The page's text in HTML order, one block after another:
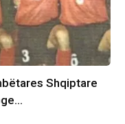
Shqiptare